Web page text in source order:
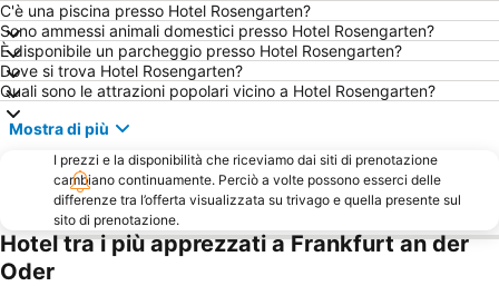
C'è una piscina presso Hotel Rosengarten?
Sono ammessi animali domestici presso Hotel Rosengarten?
È disponibile un parcheggio presso Hotel Rosengarten?
Dove si trova Hotel Rosengarten?
Quali sono le attrazioni popolari vicino a Hotel Rosengarten?
Mostra di più
I prezzi e la disponibilità che riceviamo dai siti di prenotazione
cambiano continuamente. Perciò a volte possono esserci delle
differenze tra l’offerta visualizzata su trivago e quella presente sul
sito di prenotazione.
Hotel tra i più apprezzati a Frankfurt an der
Oder